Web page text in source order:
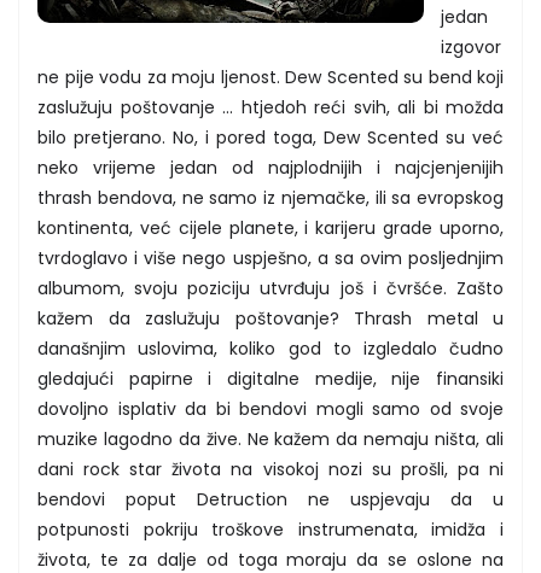
jedan
izgovor
ne pije vodu za moju ljenost. Dew Scented su bend koji
zaslužuju poštovanje ... htjedoh reći svih, ali bi možda
bilo pretjerano. No, i pored toga, Dew Scented su već
neko vrijeme jedan od najplodnijih i najcjenjenijih
thrash bendova, ne samo iz njemačke, ili sa evropskog
kontinenta, već cijele planete, i karijeru grade uporno,
tvrdoglavo i više nego uspješno, a sa ovim posljednjim
albumom, svoju poziciju utvrđuju još i čvršće. Zašto
kažem da zaslužuju poštovanje? Thrash metal u
današnjim uslovima, koliko god to izgledalo čudno
gledajući papirne i digitalne medije, nije finansiki
dovoljno isplativ da bi bendovi mogli samo od svoje
muzike lagodno da žive. Ne kažem da nemaju ništa, ali
dani rock star života na visokoj nozi su prošli, pa ni
bendovi poput Detruction ne uspjevaju da u
potpunosti pokriju troškove instrumenata, imidža i
života, te za dalje od toga moraju da se oslone na